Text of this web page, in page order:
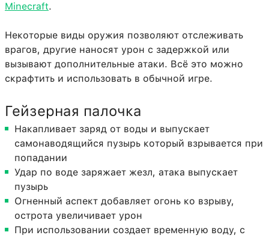
Minecraft.
Некоторые виды оружия позволяют отслеживать
врагов, другие наносят урон с задержкой или
вызывают дополнительные атаки. Всё это можно
скрафтить и использовать в обычной игре.
Гейзерная палочка
Накапливает заряд от воды и выпускает
самонаводящийся пузырь который взрывается при
попадании
Удар по воде заряжает жезл, атака выпускает
пузырь
Огненный аспект добавляет огонь ко взрыву,
острота увеличивает урон
При использовании создает временную воду, с